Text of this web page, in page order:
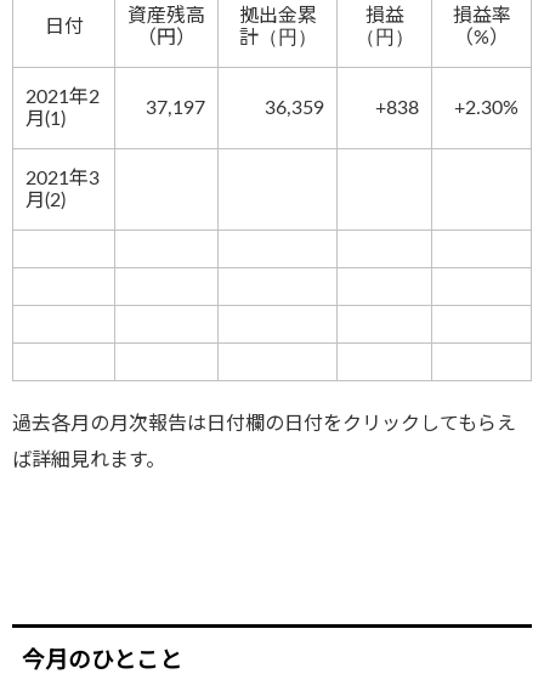
日付
資産残高
（円）
拠出金累
計（円）
損益
（円）
損益率
（%）
2021年2
月(1)
37,197 36,359 +838 +2.30%
2021年3
月(2)
過去各月の月次報告は日付欄の日付をクリックしてもらえ
ば詳細見れます。
今月のひとこと